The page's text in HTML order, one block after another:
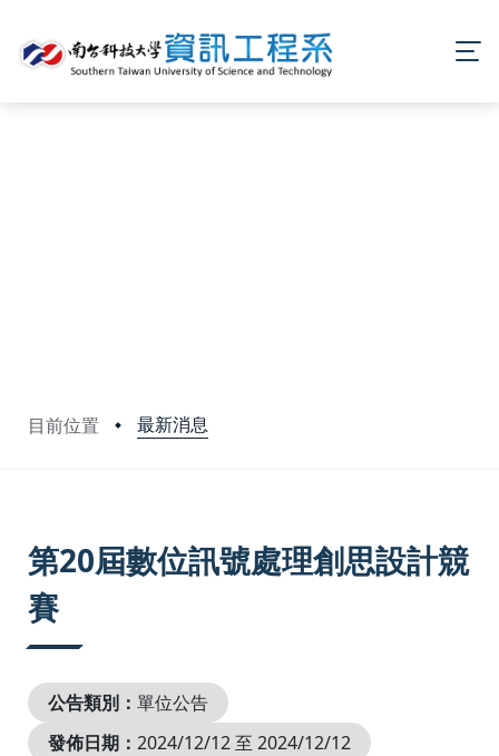
目前位置 最新消息
第20屆數位訊號處理創思設計競
賽
公告類別： 單位公告
發佈日期： 2024/12/12 至 2024/12/12